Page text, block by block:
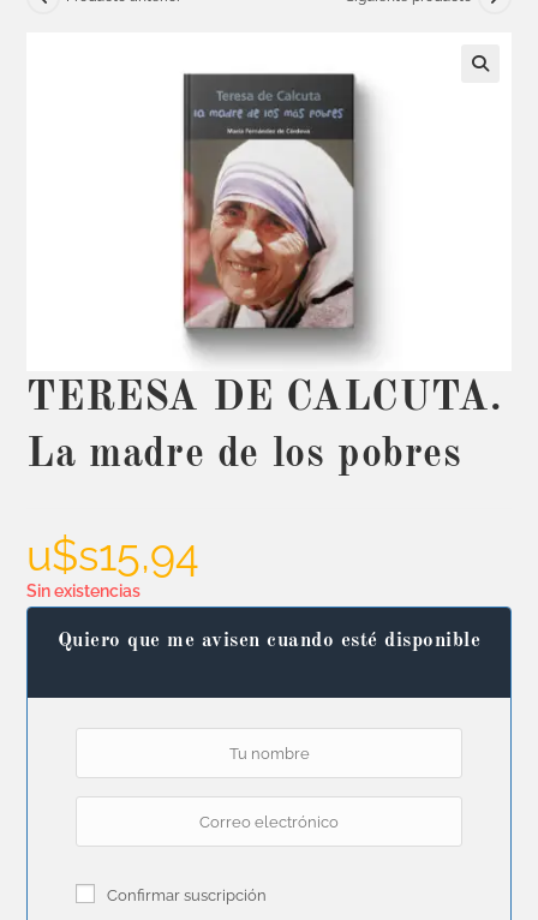
TERESA DE CALCUTA.
La madre de los pobres
u$s15,94
Sin existencias
Quiero que me avisen cuando esté disponible
Confirmar suscripción